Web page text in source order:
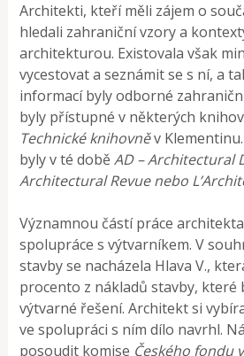
Architekti, kteří měli zájem o
hledali zahraniční vzory a
architekturou. Existovala však
vycestovat a seznámit se s ní, a
informací byly odborné
byly přístupné v některých
Technické knihovněv
byly v té doběAD – Architectural
Architectural Revue nebo
Významnou částí práce
spolupráce s výtvarníkem. V
stavby se nacházela Hlava V.,
procento z nákladů stavby, které
výtvarné řešení. Architekt si
ve spolupráci s ním dílo navrhl.
posoudit komise Českého fondu